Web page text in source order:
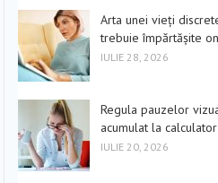
Arta unei vieți
trebuie împărtășite
IULIE 28, 2026
Regula pauzelor
acumulat la calculator
IULIE 20, 2026